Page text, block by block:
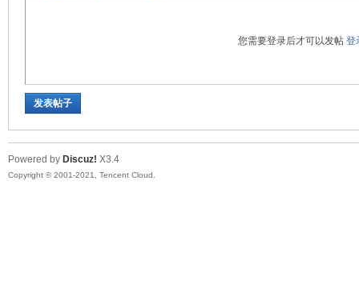
您需要登录后才可以发帖 登
发表帖子
Powered by Discuz! X3.4
Copyright © 2001-2021, Tencent Cloud.